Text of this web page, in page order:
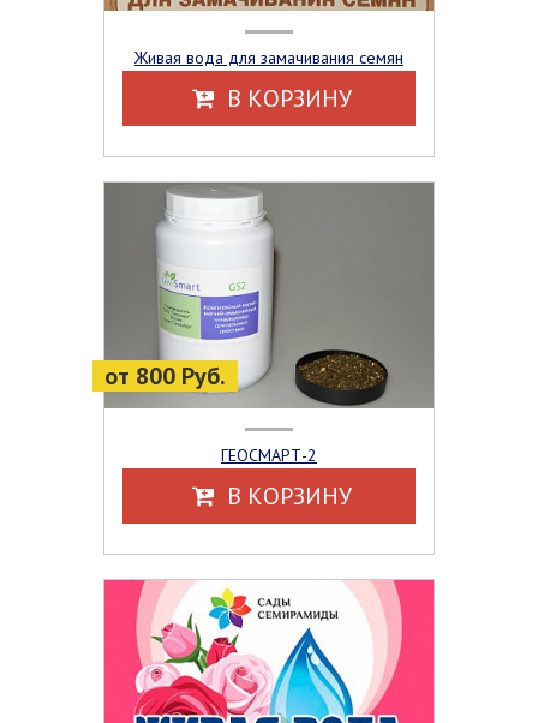
Живая вода для замачивания семян
В КОРЗИНУ
от 800 Руб.
ГЕОСМАРТ-2
В КОРЗИНУ